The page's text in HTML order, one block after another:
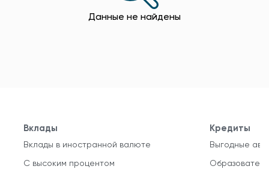
Данные не найдены
Вклады
Вклады в иностранной валюте
С высоким процентом
Кредиты
Выгодные